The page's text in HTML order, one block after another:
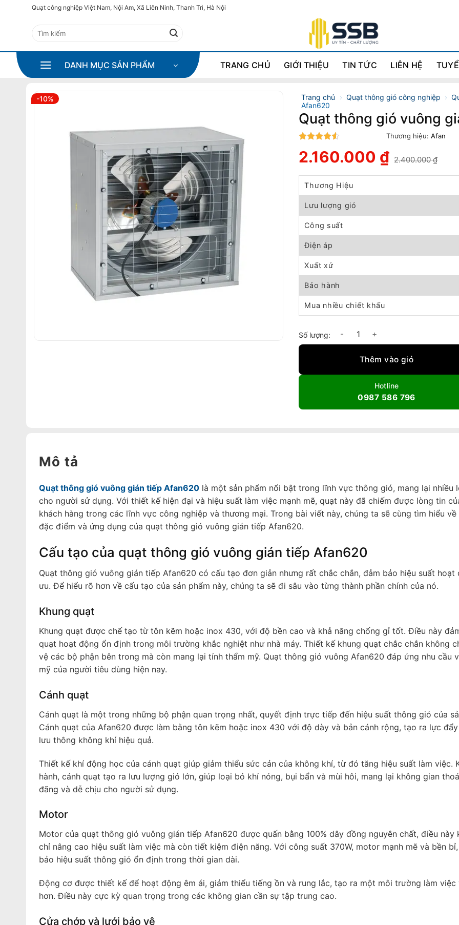
Quạt công nghiệp Việt Nam, Nội Am, Xã Liên Ninh, Thanh Trì, Hà Nội
Tìm
DANH MỤC SẢN PHẨM TRANG CHỦ GIỚI THIỆU TIN TỨC LIÊN HỆ
-10% Trang chủ › Quạt thông gió công nghiệp ›
Afan620
Quạt thông gió vuông
4.5
Thương hiệu:Afan
2.400.000₫
gốc
là:
2.400.000 ₫.
2.160.000 ₫
hiện
tại
2.160.000 ₫.
Thương Hiệu
Lưu lượng gió
Công suất
Điện áp
Xuất xứ
Bảo hành
Mua nhiều chiết khấu
Quạt thông gió vuông gián tiếp Afan620 số
Thêm vào giỏ
Hotline
0987 586 796
Mô tả
Quạt thông gió vuông gián tiếp Afan620là một sản phẩm nổi bật trong lĩnh vực thông gió, mang lại nhiều
cho người sử dụng. Với thiết kế hiện đại và hiệu suất làm việc mạnh mẽ, quạt này đã chiếm được lòng tin
khách hàng trong các lĩnh vực công nghiệp và thương mại. Trong bài viết này, chúng ta sẽ cùng tìm hiểu về
đặc điểm và ứng dụng của quạt thông gió vuông gián tiếp Afan620.
Cấu tạo của quạt thông gió vuông gián tiếp Afan620
Quạt thông gió vuông gián tiếp Afan620 có cấu tạo đơn giản nhưng rất chắc chắn, đảm bảo hiệu suất hoạt
ưu. Để hiểu rõ hơn về cấu tạo của sản phẩm này, chúng ta sẽ đi sâu vào từng thành phần chính của nó.
Khung quạt
Khung quạt được chế tạo từ tôn kẽm hoặc inox 430, với độ bền cao và khả năng chống gỉ tốt. Điều này
quạt hoạt động ổn định trong môi trường khắc nghiệt như nhà máy. Thiết kế khung quạt chắc chắn không
vệ các bộ phận bên trong mà còn mang lại tính thẩm mỹ. Quạt thông gió vuông Afan620 đáp ứng nhu cầu
mỹ của người tiêu dùng hiện nay.
Cánh quạt
Cánh quạt là một trong những bộ phận quan trọng nhất, quyết định trực tiếp đến hiệu suất thông gió của
Cánh quạt của Afan620 được làm bằng tôn kẽm hoặc inox 430 với độ dày và bản cánh rộng, tạo ra lực
lưu thông không khí hiệu quả.
Thiết kế khí động học của cánh quạt giúp giảm thiểu sức cản của không khí, từ đó tăng hiệu suất làm việc.
hành, cánh quạt tạo ra lưu lượng gió lớn, giúp loại bỏ khí nóng, bụi bẩn và mùi hôi, mang lại không gian
đãng và dễ chịu cho người sử dụng.
Motor
Motor của quạt thông gió vuông gián tiếp Afan620 được quấn bằng 100% dây đồng nguyên chất, điều này
chỉ nâng cao hiệu suất làm việc mà còn tiết kiệm điện năng. Với công suất 370W, motor mạnh mẽ và bền
bảo hiệu suất thông gió ổn định trong thời gian dài.
Động cơ được thiết kế để hoạt động êm ái, giảm thiểu tiếng ồn và rung lắc, tạo ra một môi trường làm việc
hơn. Điều này cực kỳ quan trọng trong các không gian cần sự tập trung cao.
Cửa chớp và lưới bảo vệ